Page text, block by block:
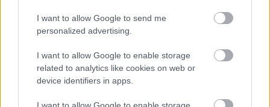
I want to allow Google to send me
personalized advertising.
I want to allow Google to enable storage
related to analytics like cookies on web or
device identifiers in apps.
I want to allow Google to enable storage
Ale vždy, keď…
vyjsť draho. Ako ho ochrániť pred hnitím a škodcami?
clovek by cakal ze vysusene drahe drevo bolo predtym naparovane aby
sa zbavilo zarodkov skodcov...